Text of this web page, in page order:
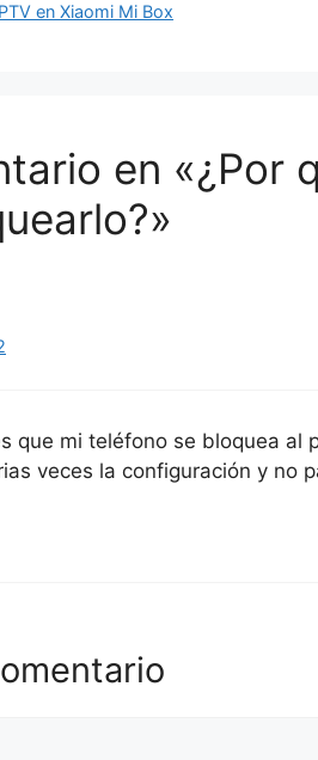
en Xiaomi Mi Box
en «¿Por
que mi teléfono se bloquea al
veces la configuración y no